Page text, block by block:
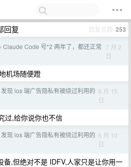
回复 回复总数 253
› Claude Code 号*2 两年了，都还正常 7 月 2
日
机场随便蹬
发现 ios 端广告隐私有被绕过利用的 6 月 15
日
过,给你说你也不信
发现 ios 端广告隐私有被绕过利用的 6 月 10
日
备,但绝对不是 IDFV,人家只是让你用一